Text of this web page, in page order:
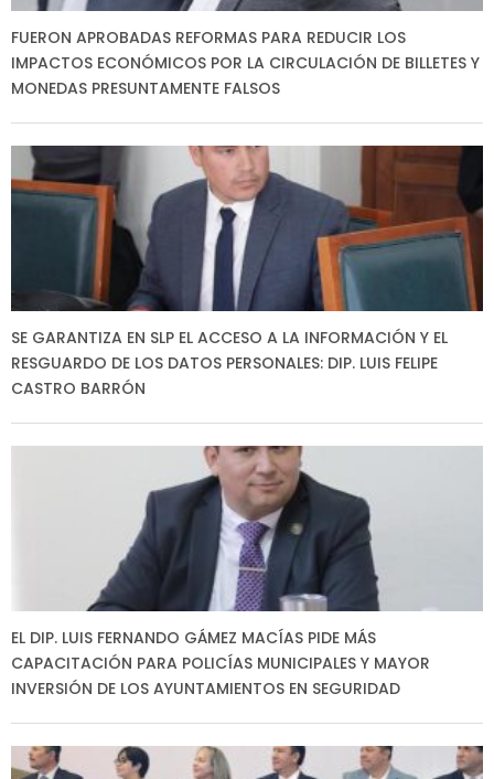
FUERON APROBADAS REFORMAS PARA REDUCIR LOS
IMPACTOS ECONÓMICOS POR LA CIRCULACIÓN DE BILLETES Y
MONEDAS PRESUNTAMENTE FALSOS
SE GARANTIZA EN SLP EL ACCESO A LA INFORMACIÓN Y EL
RESGUARDO DE LOS DATOS PERSONALES: DIP. LUIS FELIPE
CASTRO BARRÓN
EL DIP. LUIS FERNANDO GÁMEZ MACÍAS PIDE MÁS
CAPACITACIÓN PARA POLICÍAS MUNICIPALES Y MAYOR
INVERSIÓN DE LOS AYUNTAMIENTOS EN SEGURIDAD